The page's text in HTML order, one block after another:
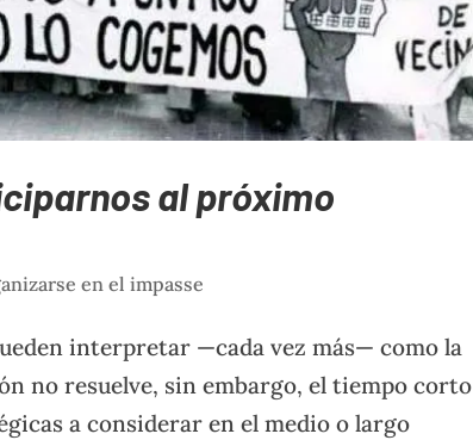
al próximo
en el impasse
interpretar —cada vez más— como la
no resuelve, sin embargo, el tiempo corto
a considerar en el medio o largo